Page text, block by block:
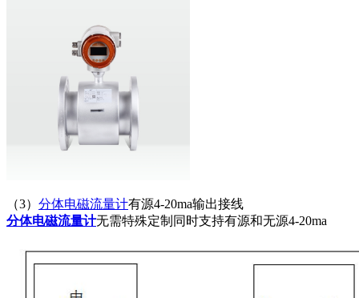
（3） 分体电磁流量计有源4-20ma输出接线
分体电磁流量计无需特殊定制同时支持有源和无源4-20ma